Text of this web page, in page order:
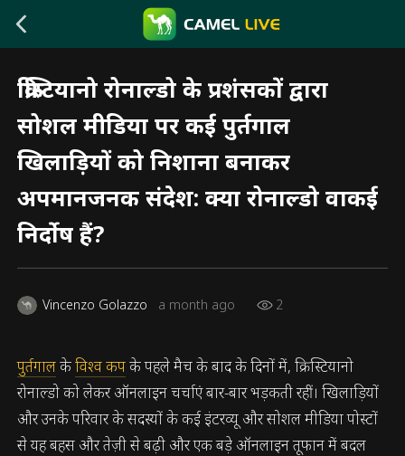
क्रिस्टियानो रोनाल्डो के प्रशंसकों द्वारा
सोशल मीडिया पर कई पुर्तगाल
खिलाड़ियों को निशाना बनाकर
अपमानजनक संदेश: क्या रोनाल्डो वाकई
निर्दोष हैं?
Vincenzo Golazzo a month ago 2
पुर्तगालकेविश्व कपके पहले मैच के बाद के दिनों में, क्रिस्टियानो
रोनाल्डो को लेकर ऑनलाइन चर्चाएं बार-बार भड़कती रहीं। खिलाड़ियों
और उनके परिवार के सदस्यों के कई इंटरव्यू और सोशल मीडिया पोस्टों
से यह बहस और तेज़ी से बढ़ी और एक बड़े ऑनलाइन तूफान में बदल